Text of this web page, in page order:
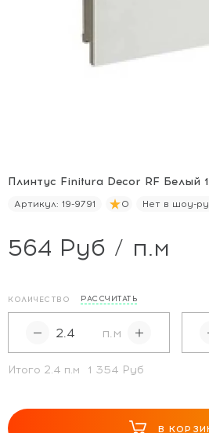
Плинтус Finitura Decor RF Белый
Артикул: 19-9791 0 Нет в шоу-
564 Руб / п.м
КОЛИЧЕСТВО РАССЧИТАТЬ
п.м
Итого 2.4 п.м 1 354 Руб
В